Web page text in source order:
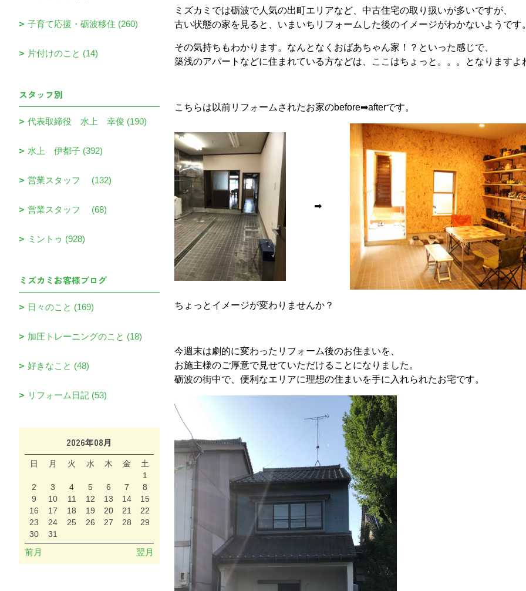
ミズカミでは砺波で人気の出町エリアなど、中古住宅の取り扱いが多いですが、
古い状態の家を見ると、いまいちリフォームした後のイメージがわかないようです
その気持ちもわかります。なんとなくおばあちゃん家！？といった感じで、
築浅のアパートなどに住まれている方などは、ここはちょっと。。。となりますよ
こちらは以前リフォームされたお家のbefore➡afterです。
➡
ちょっとイメージが変わりませんか？
今週末は劇的に変わったリフォーム後のお住まいを、
お施主様のご厚意で見せていただけることになりました。
砺波の街中で、便利なエリアに理想の住まいを手に入れられたお宅です。
子育て応援・砺波移住 (260)
片付けのこと (14)
スタッフ別
代表取締役 水上 幸俊 (190)
水上 伊都子 (392)
営業スタッフ (132)
営業スタッフ (68)
ミントゥ (928)
ミズカミお客様ブログ
日々のこと (169)
加圧トレーニングのこと (18)
好きなこと (48)
リフォーム日記 (53)
2026年08月
日 月 火 水 木 金
土
1
2
3 4 5 6 7
8
9
10 11 12 13 14
15
16
17 18 19 20 21
22
23
24 25 26 27 28
29
30
31
前月 翌月